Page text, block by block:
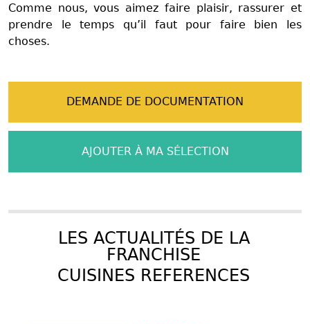
Comme nous, vous aimez faire plaisir, rassurer et
prendre le temps qu’il faut pour faire bien les
choses.
DEMANDE DE DOCUMENTATION
AJOUTER À MA SÉLECTION
LES ACTUALITÉS DE LA
FRANCHISE
CUISINES REFERENCES